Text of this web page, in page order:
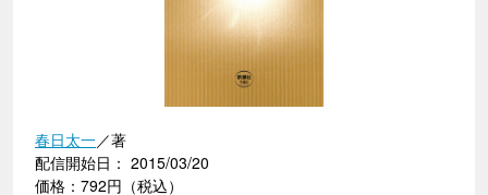
春日太一／著
配信開始日： 2015/03/20
価格：792円（税込）